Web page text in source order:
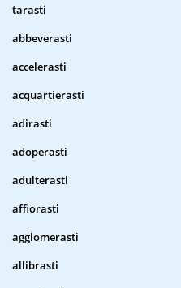
tarasti
abbeverasti
accelerasti
acquartierasti
adirasti
adoperasti
adulterasti
affiorasti
agglomerasti
allibrasti